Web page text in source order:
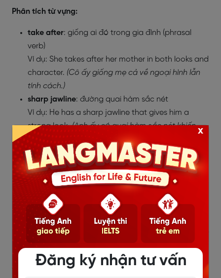
Phân tích từ vựng:
take after: giống ai đó trong gia đình (phrasal
verb)
Ví dụ: She takes after her mother in both looks and
character. (Cô ấy giống mẹ cả về ngoại hình lẫn
tính cách.)
sharp jawline: đường quai hàm sắc nét
Ví dụ: He has a sharp jawline that gives him a
strong look.(Anh ấy có quai hàm sắc nét khiến
anh trông mạnh mẽ.)
confident smile: nụ cười tự tin
Ví dụ: Her confident smile makes people trust her
instantly. (Nụ cười tự tin của cô khiến người khác
tin tưởng ngay lập tức.)
inherit: thừa hưởng
Ví dụ: I think I inherited my mother’s patience and
optimism.(Tôi nghĩ mình thừa hưởng tính kiên nhẫn
và lạc quan từ mẹ.)
Sample 2:Đăng ký nhận tư vấn
x